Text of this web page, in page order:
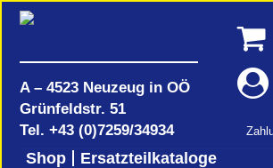
A – 4523 Neuzeug in OÖ
Grünfeldstr. 51
Tel. +43 (0)7259/34934
Shop
Ersatzteilkataloge